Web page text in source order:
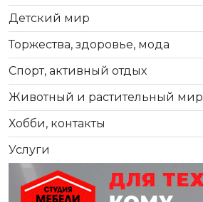
Детский мир
Торжества, здоровье, мода
Спорт, активный отдых
Животный и растительный мир
Хобби, контакты
Услуги